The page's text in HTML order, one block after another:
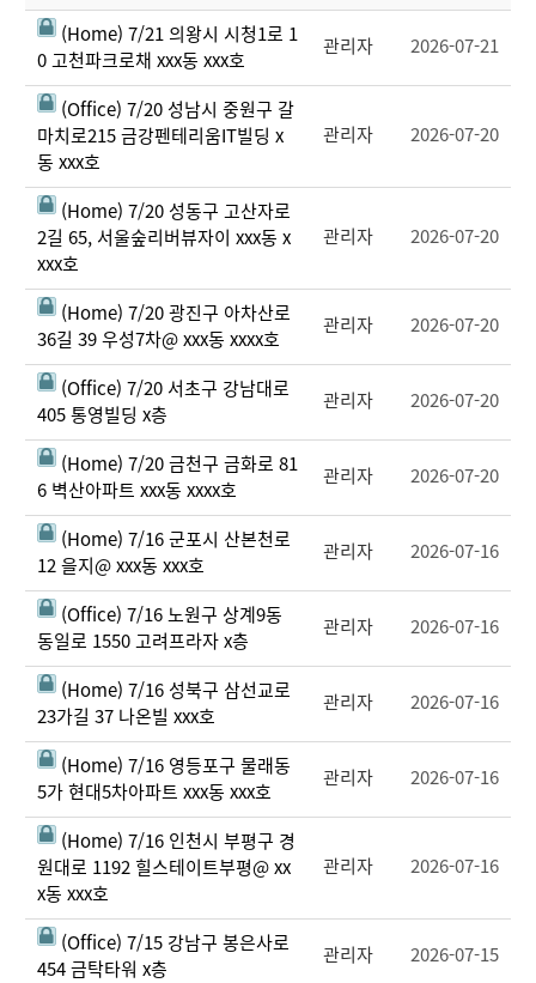
(Home) 7/21 의왕시 시청1로 1
0 고천파크로채 xxx동 xxx호
관리자 2026-07-21
(Office) 7/20 성남시 중원구 갈
마치로215 금강펜테리움IT빌딩 x
동 xxx호
관리자 2026-07-20
(Home) 7/20 성동구 고산자로
2길 65, 서울숲리버뷰자이 xxx동 x
xxx호
관리자 2026-07-20
(Home) 7/20 광진구 아차산로
36길 39 우성7차@ xxx동 xxxx호
관리자 2026-07-20
(Office) 7/20 서초구 강남대로
405 통영빌딩 x층
관리자 2026-07-20
(Home) 7/20 금천구 금화로 81
6 벽산아파트 xxx동 xxxx호
관리자 2026-07-20
(Home) 7/16 군포시 산본천로
12 을지@ xxx동 xxx호
관리자 2026-07-16
(Office) 7/16 노원구 상계9동
동일로 1550 고려프라자 x층
관리자 2026-07-16
(Home) 7/16 성북구 삼선교로
23가길 37 나온빌 xxx호
관리자 2026-07-16
(Home) 7/16 영등포구 물래동
5가 현대5차아파트 xxx동 xxx호
관리자 2026-07-16
(Home) 7/16 인천시 부평구 경
원대로 1192 힐스테이트부평@ xx
x동 xxx호
관리자 2026-07-16
(Office) 7/15 강남구 봉은사로
454 금탁타워 x층
관리자 2026-07-15